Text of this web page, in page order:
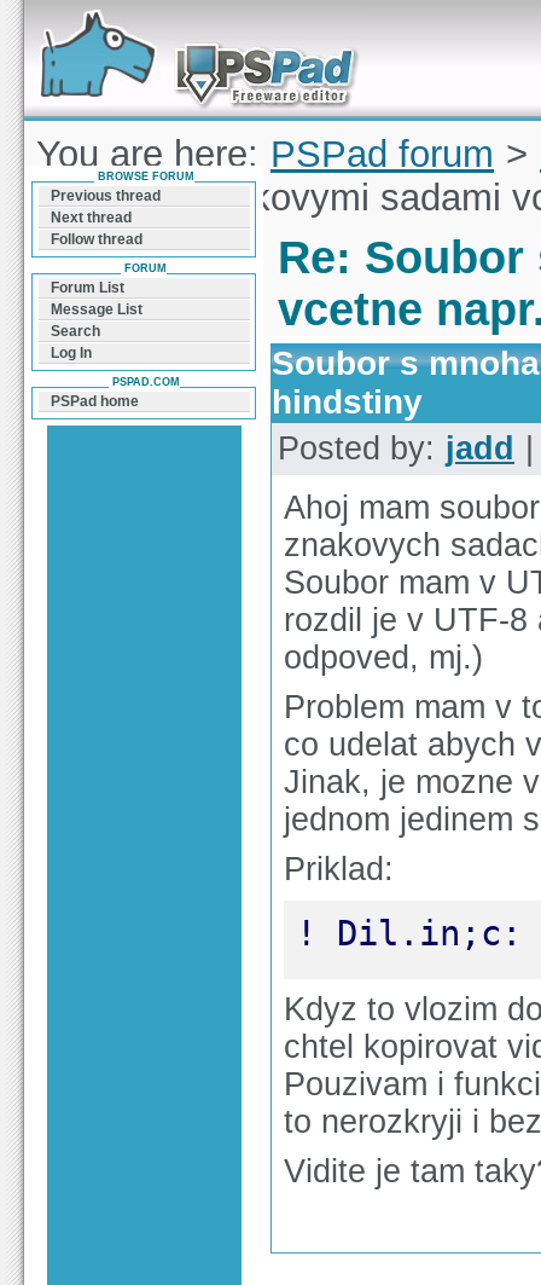
Forum can help you solve problems and quickly
find a solution with PSPad for Microsoft
Windows
You are here: PSPad forum >
s mnoha znakovymi sadami
Re:
vcetne
Soubor s
hindstiny
Posted by: jadd
Ahoj mam
znakovych
Soubor mam v
rozdil je v UTF-8
odpoved, mj.)
Problem mam v
co udelat abych
Jinak, je mozne
jednom jedinem
Priklad:
! Dil.in;c:
Kdyz to vlozim
chtel kopirovat
Pouzivam i
to nerozkryji i
Vidite je tam
BROWSE FORUM
Previous thread
Next thread
Follow thread
FORUM
Forum List
Message List
Search
Log In
PSPAD.COM
PSPad home